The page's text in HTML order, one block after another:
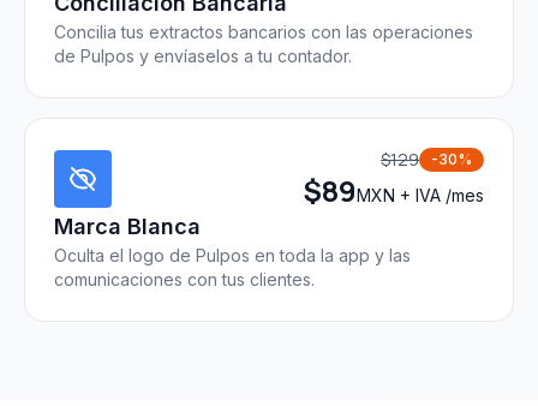
Concilia tus extractos bancarios con las operaciones
de Pulpos y envíaselos a tu contador.
$129 -30%
$89MXN + IVA /mes
Marca Blanca
Oculta el logo de Pulpos en toda la app y las
comunicaciones con tus clientes.